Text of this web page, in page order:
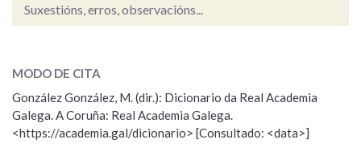
Marcas gramaticais
Suxestións, erros, observacións...
ESCOLLE UNHA OPCIÓN:
Observación Hai un erro na palabra
Propoño mellorar a definición
MODO DE CITA
González González, M. (dir.): Dicionario da Real Academia
Galega. A Coruña: Real Academia Galega.
<https://academia.gal/dicionario> [Consultado: <data>]